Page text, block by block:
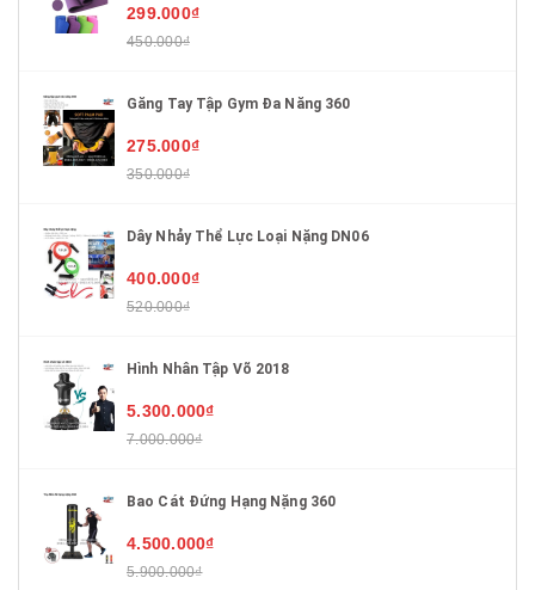
299.000₫
450.000₫
Găng Tay Tập Gym Đa Năng 360
275.000₫
350.000₫
Dây Nhảy Thể Lực Loại Nặng DN06
400.000₫
520.000₫
Hình Nhân Tập Võ 2018
5.300.000₫
7.000.000₫
Bao Cát Đứng Hạng Nặng 360
4.500.000₫
5.900.000₫